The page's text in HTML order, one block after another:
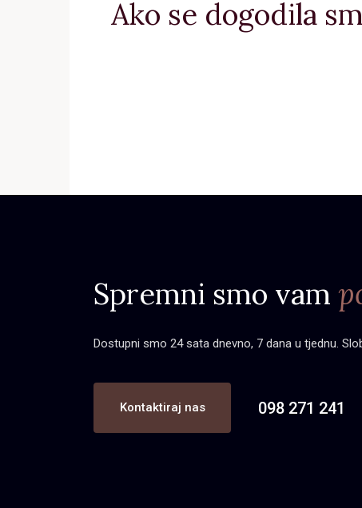
Ako se dogodila
Spremni smo vam
Dostupni smo 24 sata dnevno, 7 dana u tjednu.
Kontaktiraj nas 098 271 241